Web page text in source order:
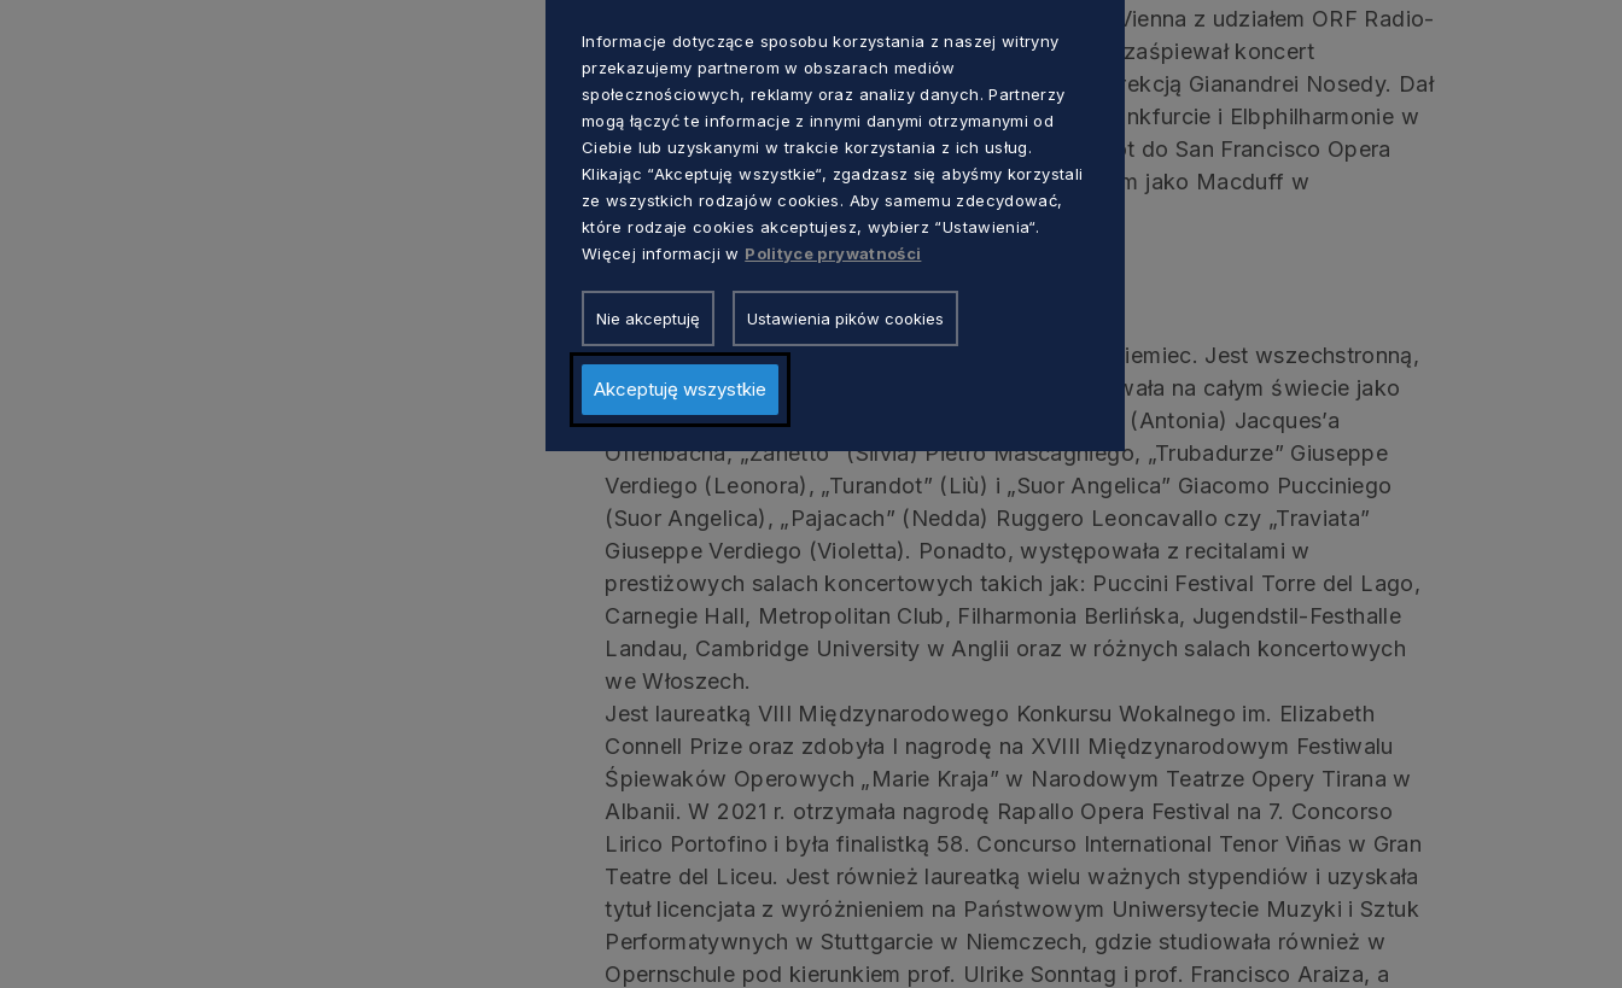
także z legendarną serią koncertów Christmas in Vienna z udziałem ORF Radio-
Symphonieorchester Wien. W austriackim Gstaad zaśpiewał koncert
noworoczny, a także „Requiem” Verdiego pod dyrekcją Gianandrei Nosedy. Dał
także koncerty solowe w Monachium, Pradze, Frankfurcie i Elbphilharmonie w
Hamburgu. Inne istotne wydarzenia to jego powrót do San Francisco Opera
jako Don José w operze „Carmen” i do Monachium jako Macduff w
„Makbecie” w reżyserii Martina Kušeja.
Carolina Lopéz Moreno
Boliwijsko-albańska śpiewaczka pochodząca z Niemiec. Jest wszechstronną,
wielokrotnie nagradzaną artystką, która występowała na całym świecie jako
czołowa sopranistka w: „Les contes d’Hoffmann” (Antonia) Jacques’a
Offenbacha, „Zanetto” (Silvia) Pietro Mascagniego, „Trubadurze” Giuseppe
Verdiego (Leonora), „Turandot” (Liù) i „Suor Angelica” Giacomo Pucciniego
(Suor Angelica), „Pajacach” (Nedda) Ruggero Leoncavallo czy „Traviata”
Giuseppe Verdiego (Violetta). Ponadto, występowała z recitalami w
prestiżowych salach koncertowych takich jak: Puccini Festival Torre del Lago,
Carnegie Hall, Metropolitan Club, Filharmonia Berlińska, Jugendstil-Festhalle
Landau, Cambridge University w Anglii oraz w różnych salach koncertowych
we Włoszech.
Jest laureatką VIII Międzynarodowego Konkursu Wokalnego im. Elizabeth
Connell Prize oraz zdobyła I nagrodę na XVIII Międzynarodowym Festiwalu
Śpiewaków Operowych „Marie Kraja” w Narodowym Teatrze Opery Tirana w
Albanii. W 2021 r. otrzymała nagrodę Rapallo Opera Festival na 7. Concorso
Lirico Portofino i była finalistką 58. Concurso International Tenor Viñas w Gran
Teatre del Liceu. Jest również laureatką wielu ważnych stypendiów i uzyskała
tytuł licencjata z wyróżnieniem na Państwowym Uniwersytecie Muzyki i Sztuk
Performatywnych w Stuttgarcie w Niemczech, gdzie studiowała również w
Opernschule pod kierunkiem prof. Ulrike Sonntag i prof. Francisco Araiza, a
Informacje dotyczące sposobu korzystania z naszej witryny
przekazujemy partnerom w obszarach mediów
społecznościowych, reklamy oraz analizy danych. Partnerzy
mogą łączyć te informacje z innymi danymi otrzymanymi od
Ciebie lub uzyskanymi w trakcie korzystania z ich usług.
Klikając “Akceptuję wszystkie“, zgadzasz się abyśmy korzystali
ze wszystkich rodzajów cookies. Aby samemu zdecydować,
które rodzaje cookies akceptujesz, wybierz “Ustawienia“.
Więcej informacji w Polityce prywatności
Nie akceptuję Ustawienia pików cookies
Akceptuję wszystkie